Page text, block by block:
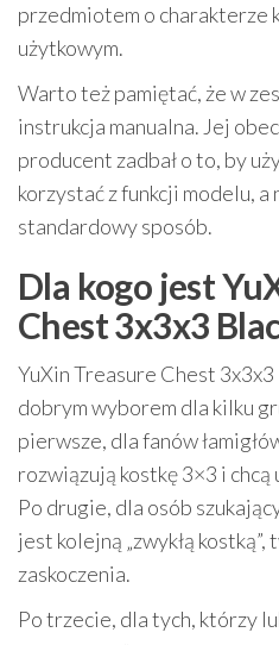
przedmiotem o charakterze
użytkowym.
Warto też pamiętać, że w
instrukcja manualna. Jej
producent zadbał o to, by
korzystać z funkcji modelu,
standardowy sposób.
Dla kogo jest
Chest 3x3x3
YuXin Treasure Chest
dobrym wyborem dla kilku
pierwsze, dla fanów
rozwiązują kostkę 3×3 i
Po drugie, dla osób
jest kolejną „zwykłą
zaskoczenia.
Po trzecie, dla tych, którzy